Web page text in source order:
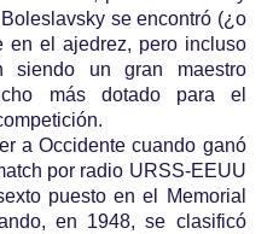
se encontró (¿o
en el ajedrez, pero incluso
siendo un gran maestro
más dotado para el
a Occidente cuando ganó
por radio URSS-EEUU
puesto en el Memorial
en 1948, se clasificó